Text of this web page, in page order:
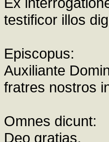
testificor illos
Episcopus:
Auxiliante
fratres nostros
Omnes dicunt:
Deo gratias,